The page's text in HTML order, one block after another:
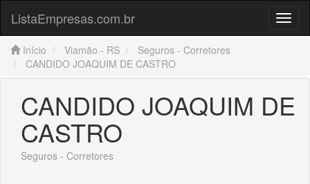
Menu
ListaEmpresas.com.br
Início Viamão - RS
Seguros - Corretores
CANDIDO JOAQUIM DE CASTRO
CANDIDO JOAQUIM DE
CASTRO
Seguros - Corretores